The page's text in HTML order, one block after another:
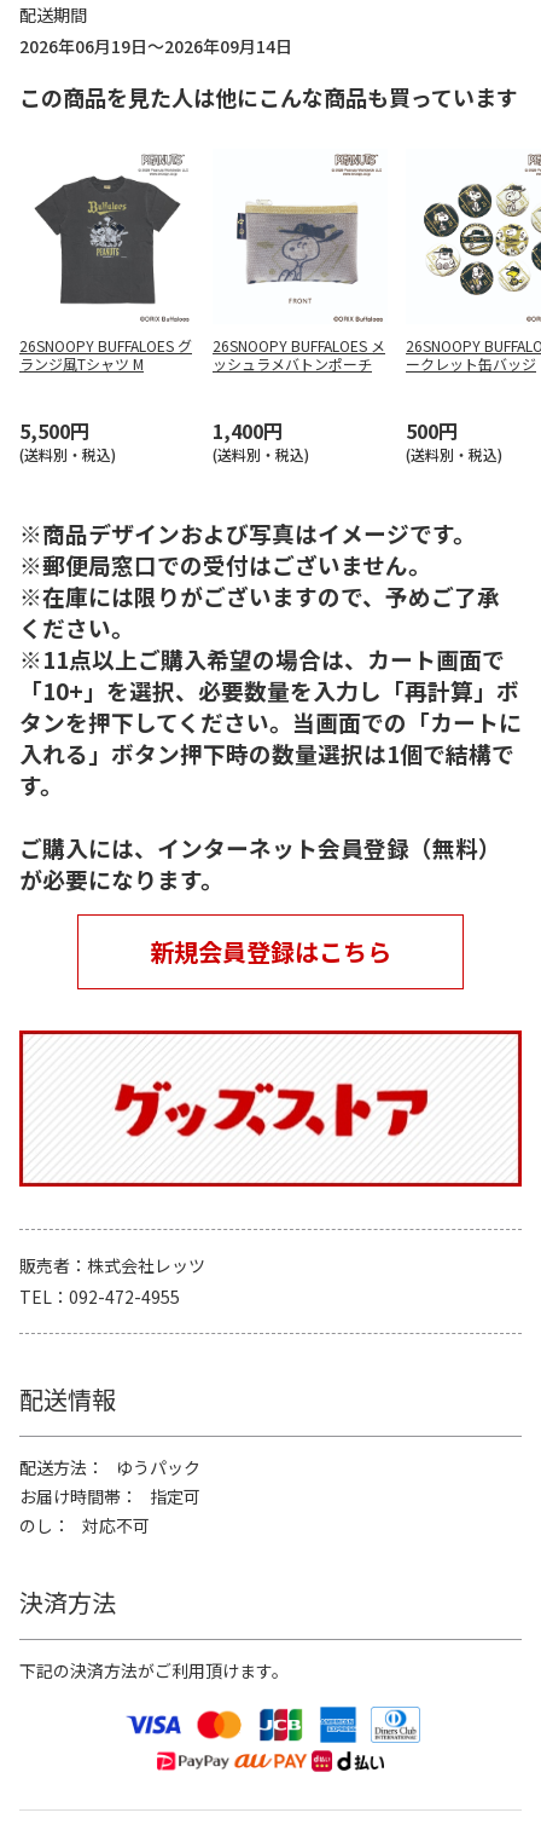
配送期間
2026年06月19日～2026年09月14日
この商品を見た人は他にこんな商品も買っています
26SNOOPY BUFFALOES グ
ランジ風Tシャツ M
5,500円
(送料別・税込)
26SNOOPY BUFFALOES メ
ッシュラメバトンポーチ
1,400円
(送料別・税込)
26SNOOPY
ークレット缶バッジ
500円
(送料別・税込)
※商品デザインおよび写真はイメージです。
※郵便局窓口での受付はございません。
※在庫には限りがございますので、予めご了承
ください。
※11点以上ご購入希望の場合は、カート画面で
「10+」を選択、必要数量を入力し「再計算」ボ
タンを押下してください。当画面での「カートに
入れる」ボタン押下時の数量選択は1個で結構で
す。
ご購入には、インターネット会員登録（無料）
が必要になります。
新規会員登録はこちら
販売者
株式会社レッツ
TEL
092-472-4955
配送情報
配送方法
ゆうパック
お届け時間帯
指定可
のし
対応不可
決済方法
下記の決済方法がご利用頂けます。